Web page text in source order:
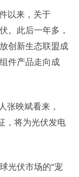
以来，关于
。此后一年多，
创新生态联盟成
件产品走向成
张映斌看来，
，将为光伏发电
光伏市场的“宠